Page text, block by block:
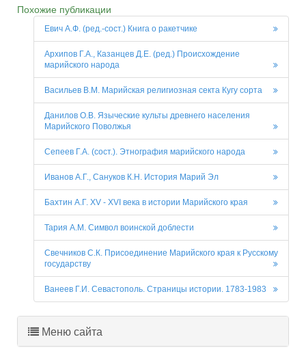
Похожие публикации
Евич А.Ф. (ред.-сост.) Книга о ракетчике
Архипов Г.А., Казанцев Д.Е. (ред.) Происхождение
марийского народа
Васильев В.М. Марийская религиозная секта Кугу сорта
Данилов О.В. Языческие культы древнего населения
Марийского Поволжья
Сепеев Г.А. (сост.). Этнография марийского народа
Иванов А.Г., Сануков К.Н. История Марий Эл
Бахтин А.Г. XV - XVI века в истории Марийского края
Тария А.М. Символ воинской доблести
Свечников С.К. Присоединение Марийского края к Русскому
государству
Ванеев Г.И. Севастополь. Страницы истории. 1783-1983
Меню сайта